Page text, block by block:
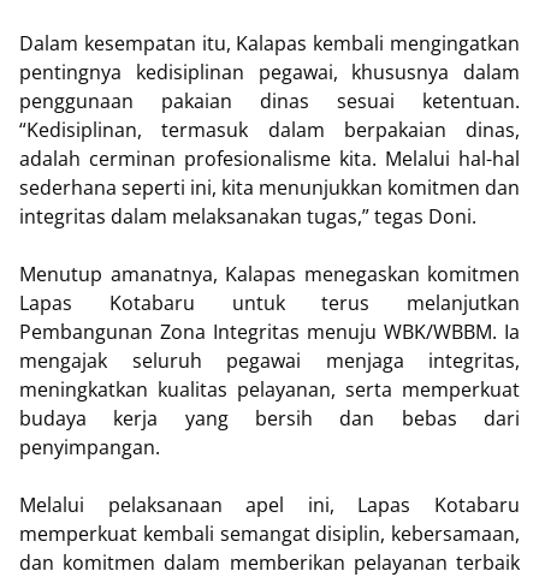
Dalam kesempatan itu, Kalapas kembali mengingatkan
pentingnya kedisiplinan pegawai, khususnya dalam
penggunaan pakaian dinas sesuai ketentuan.
“Kedisiplinan, termasuk dalam berpakaian dinas,
adalah cerminan profesionalisme kita. Melalui hal-hal
sederhana seperti ini, kita menunjukkan komitmen dan
integritas dalam melaksanakan tugas,” tegas Doni.
Menutup amanatnya, Kalapas menegaskan komitmen
Lapas Kotabaru untuk terus melanjutkan
Pembangunan Zona Integritas menuju WBK/WBBM. Ia
mengajak seluruh pegawai menjaga integritas,
meningkatkan kualitas pelayanan, serta memperkuat
budaya kerja yang bersih dan bebas dari
penyimpangan.
Melalui pelaksanaan apel ini, Lapas Kotabaru
memperkuat kembali semangat disiplin, kebersamaan,
dan komitmen dalam memberikan pelayanan terbaik